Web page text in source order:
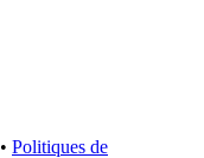
• Politiques de